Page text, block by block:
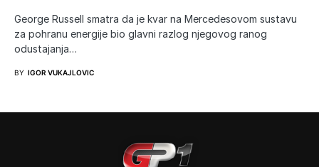
George Russell smatra da je kvar na Mercedesovom sustavu
za pohranu energije bio glavni razlog njegovog ranog
odustajanja…
BY IGOR VUKAJLOVIC